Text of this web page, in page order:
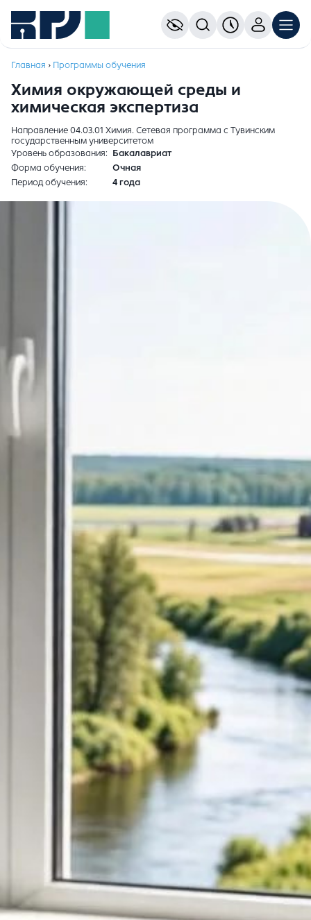
Главная › Программы обучения
Химия окружающей среды и
химическая экспертиза
Направление 04.03.01 Химия. Сетевая программа с Тувинским
государственным университетом
Уровень образования
Бакалавриат
Форма обучения
Очная
Период обучения
4 года